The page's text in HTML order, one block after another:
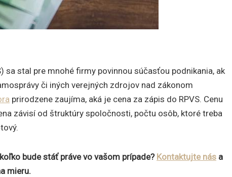
sa stal pre mnohé firmy povinnou súčasťou podnikania, ak
či iných verejných zdrojov nad zákonom
prirodzene zaujíma, aká je cena za zápis do RPVS. Cenu
závisí od štruktúry spoločnosti, počtu osôb, ktoré treba
bude stáť práve vo vašom prípade? Kontaktujte nás a
mieru.